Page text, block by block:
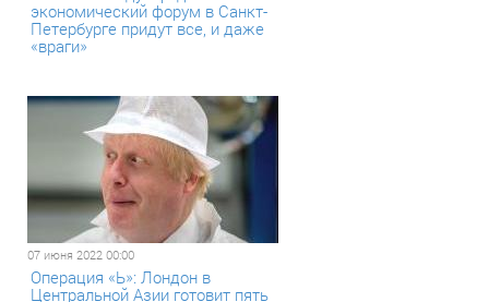
экономический форум в Санкт-
Петербурге придут все, и даже
«враги»
07 июня 2022 00:00
Операция «Ь»: Лондон в
Центральной Азии готовит пять